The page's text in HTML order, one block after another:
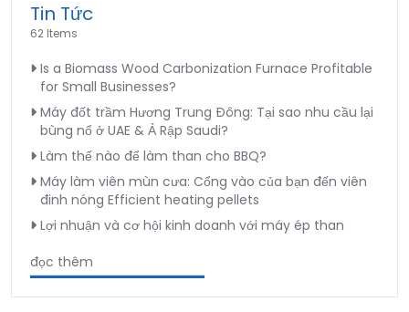
Tin Tức
62 Items
Is a Biomass Wood Carbonization Furnace Profitable
for Small Businesses?
Máy đốt trầm Hương Trung Đông: Tại sao nhu cầu lại
bùng nổ ở UAE & Ả Rập Saudi?
Làm thế nào để làm than cho BBQ?
Máy làm viên mùn cưa: Cổng vào của bạn đến viên
đinh nóng Efficient heating pellets
Lợi nhuận và cơ hội kinh doanh với máy ép than
đọc thêm